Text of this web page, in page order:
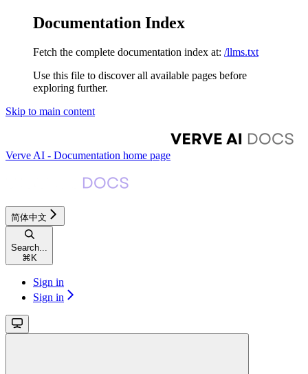
Documentation Index
Fetch the complete documentation index at: /llms.txt
Use this file to discover all available pages before
exploring further.
Skip to main content
Verve AI - Documentation home page
简体中文
Search...
⌘ K
Sign in
Sign in